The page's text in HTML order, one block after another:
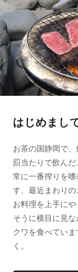
はじめまし
お茶の国静岡で
罰当たりで飲んだ
常に一番搾りを嗜
す、最近まわり
お料理を上手に
そうに横目に見
クワを食べてい
く。